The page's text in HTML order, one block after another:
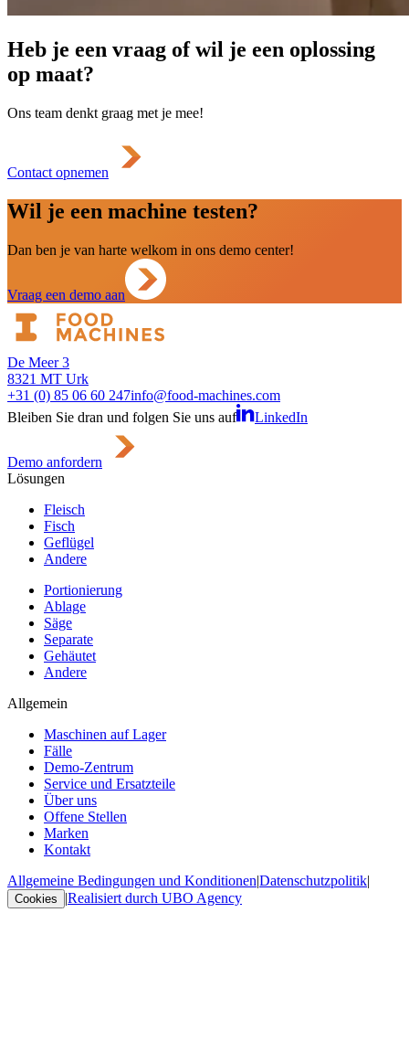
Heb je een vraag of wil je een oplossing
op maat?
Ons team denkt graag met je mee!
Contact opnemen
Wil je een machine testen?
Dan ben je van harte welkom in ons demo center!
Vraag een demo aan
De Meer 3
8321 MT Urk
+31 (0) 85 06 60 247info@food-machines.com
Bleiben Sie dran und folgen Sie uns auf
LinkedIn
Demo anfordern
Lösungen
Fleisch
Fisch
Geflügel
Andere
Portionierung
Ablage
Säge
Separate
Gehäutet
Andere
Allgemein
Maschinen auf Lager
Fälle
Demo-Zentrum
Service und Ersatzteile
Über uns
Offene Stellen
Marken
Kontakt
Allgemeine Bedingungen und Konditionen|Datenschutzpolitik|
Cookies |Realisiert durch UBO Agency